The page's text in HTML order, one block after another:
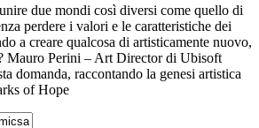
due mondi così diversi come quello di
perdere i valori e le caratteristiche dei
a creare qualcosa di artisticamente nuovo,
Mauro Perini – Art Director di Ubisoft
domanda, raccontando la genesi artistica
of Hope